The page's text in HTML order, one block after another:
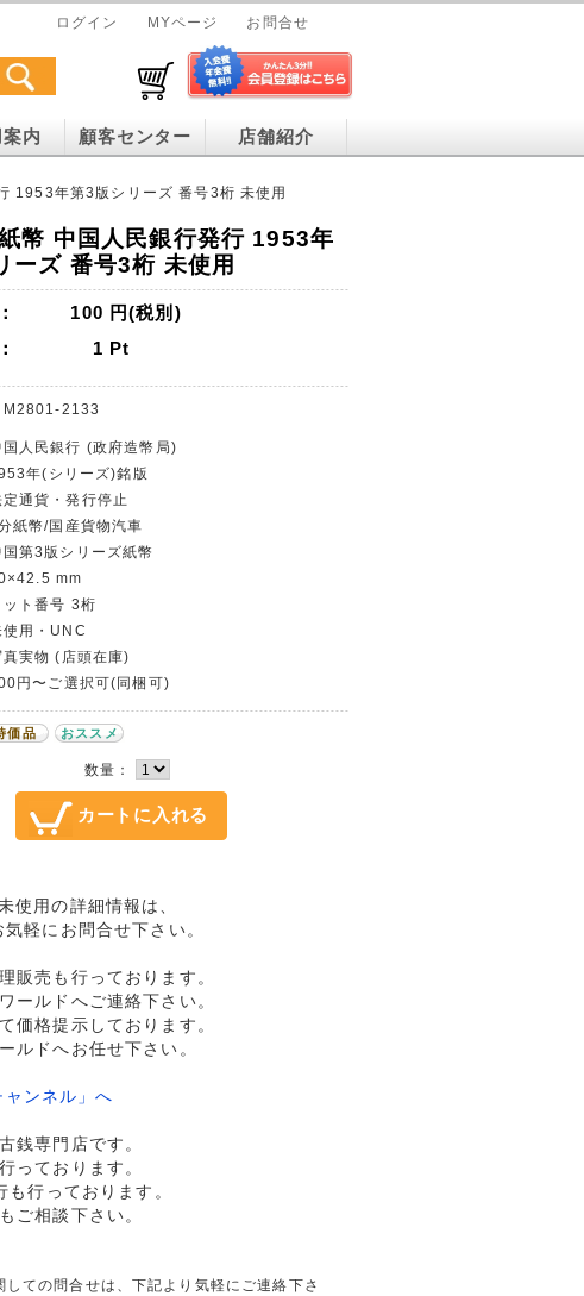
ログイン MYページ お問合せ
内 顧客センター 店舗紹介
1953年第3版シリーズ 番号3桁 未使用
幣 中国人民銀行発行 1953年
ーズ 番号3桁 未使用
100 円(税別)
1 Pt
M2801-2133
人民銀行 (政府造幣局)
年(シリーズ)銘版
通貨・発行停止
紙幣/国産貨物汽車
第3版シリーズ紙幣
mm
ト番号 3桁
用・UNC
実物 (店頭在庫)
円〜ご選択可(同梱可)
価品 おススメ
数量：
用の詳細情報は、
軽にお問合せ下さい。
販売も行っております。
ールドへご連絡下さい。
価格提示しております。
ルドへお任せ下さい。
ンネル」へ
銭専門店です。
っております。
行っております。
ご相談下さい。
ての問合せは、下記より気軽にご連絡下さ